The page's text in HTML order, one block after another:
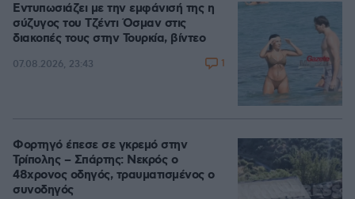
Εντυπωσιάζει με την εμφάνισή της η
σύζυγος του Τζέντι Όσμαν στις
διακοπές τους στην Τουρκία, βίντεο
07.08.2026, 23:43 1
Φορτηγό έπεσε σε γκρεμό στην
Τρίπολης – Σπάρτης: Νεκρός ο
48χρονος οδηγός, τραυματισμένος ο
συνοδηγός